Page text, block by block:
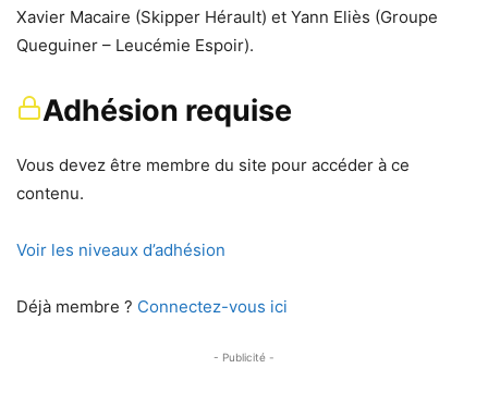
Xavier Macaire (Skipper Hérault) et Yann Eliès (Groupe
Queguiner – Leucémie Espoir).
Adhésion requise
Vous devez être membre du site pour accéder à ce
contenu.
Voir les niveaux d’adhésion
Déjà membre ? Connectez-vous ici
- Publicité -